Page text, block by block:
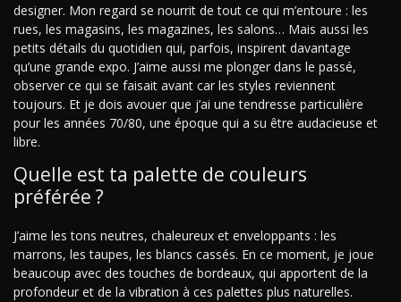
designer. Mon regard se nourrit de tout ce qui m’entoure : les
rues, les magasins, les magazines, les salons… Mais aussi les
petits détails du quotidien qui, parfois, inspirent davantage
qu’une grande expo. J’aime aussi me plonger dans le passé,
observer ce qui se faisait avant car les styles reviennent
toujours. Et je dois avouer que j’ai une tendresse particulière
pour les années 70/80, une époque qui a su être audacieuse et
libre.
Quelle est ta palette de couleurs
préférée ?
J’aime les tons neutres, chaleureux et enveloppants : les
marrons, les taupes, les blancs cassés. En ce moment, je joue
beaucoup avec des touches de bordeaux, qui apportent de la
profondeur et de la vibration à ces palettes plus naturelles.